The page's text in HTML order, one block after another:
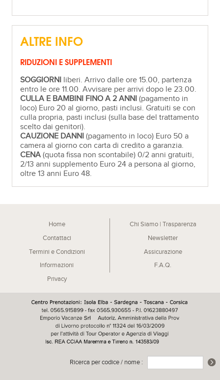
ALTRE INFO
RIDUZIONI E SUPPLEMENTI
SOGGIORNI liberi. Arrivo dalle ore 15.00, partenza
entro le ore 11.00. Avvisare per arrivi dopo le 23.00.
CULLA E BAMBINI FINO A 2 ANNI (pagamento in
loco) Euro 20 al giorno, pasti inclusi. Gratuiti se con
culla propria, pasti inclusi (sulla base del trattamento
scelto dai genitori).
CAUZIONE DANNI (pagamento in loco) Euro 50 a
camera al giorno con carta di credito a garanzia.
CENA (quota fissa non scontabile) 0/2 anni gratuiti,
2/13 anni supplemento Euro 24 a persona al giorno,
oltre 13 anni Euro 48.
Home
Chi Siamo | Trasparenza
Contattaci
Newsletter
Termini e Condizioni
Assicurazione
Informazioni
F.A.Q.
Privacy
Ricerca per codice / nome :